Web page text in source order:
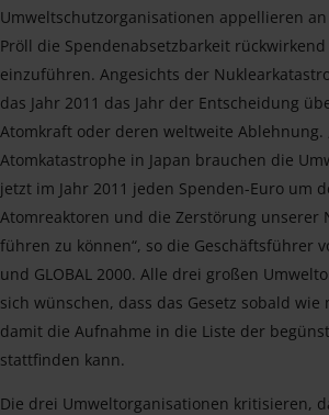
Umweltschutzorganisationen appellieren
Pröll die Spendenabsetzbarkeit rückwirkend
einzuführen. Angesichts der
das Jahr 2011 das Jahr der Entscheidung
Atomkraft oder deren weltweite Ablehnung.
Atomkatastrophe in Japan brauchen die
jetzt im Jahr 2011 jeden Spenden-Euro um
Atomreaktoren und die Zerstörung unserer
führen zu können“, so die Geschäftsführer
und GLOBAL 2000. Alle drei großen
sich wünschen, dass das Gesetz sobald
damit die Aufnahme in die Liste der
stattfinden kann.
Die drei Umweltorganisationen kritisieren,